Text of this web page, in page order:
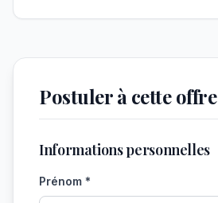
Postuler à cette offre
Informations personnelles
Prénom *